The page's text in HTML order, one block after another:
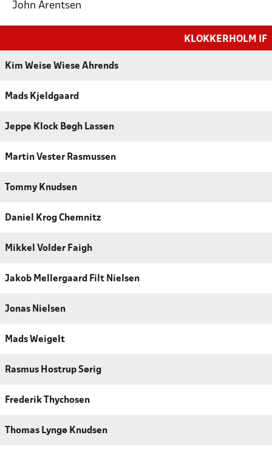
John Arentsen
KLOKKERHOLM IF
Kim Weise Wiese Ahrends
Mads Kjeldgaard
Jeppe Klock Bøgh Lassen
Martin Vester Rasmussen
Tommy Knudsen
Daniel Krog Chemnitz
Mikkel Volder Faigh
Jakob Mellergaard Filt Nielsen
Jonas Nielsen
Mads Weigelt
Rasmus Hostrup Sørig
Frederik Thychosen
Thomas Lyngø Knudsen